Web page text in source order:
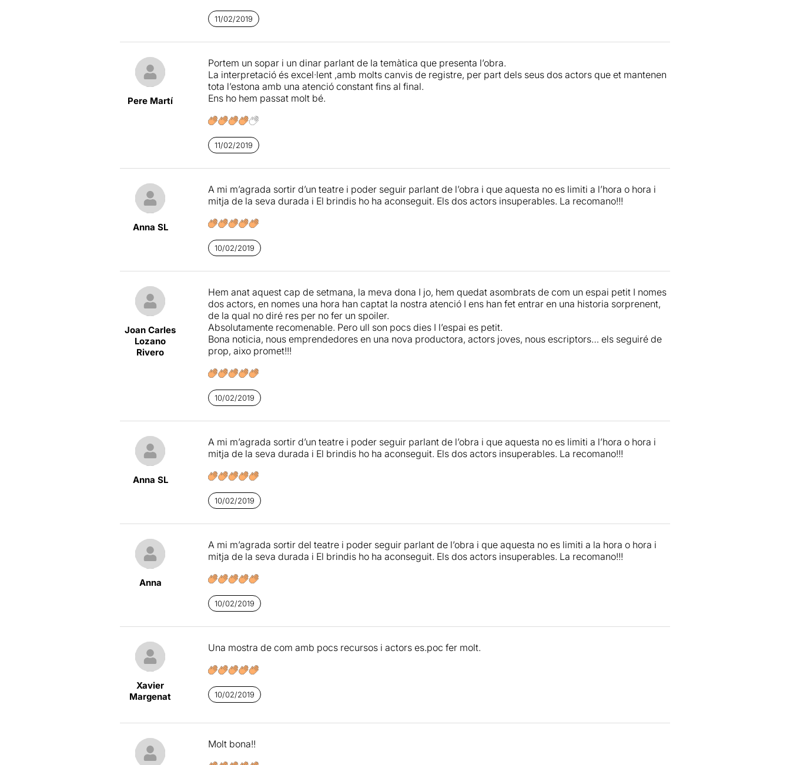
11/02/2019
Pere Martí
Portem un sopar i un dinar parlant de la temàtica que presenta l’obra.
La interpretació és excel·lent ,amb molts canvis de registre, per part dels seus dos actors que et mantenen
tota l’estona amb una atenció constant fins al final.
Ens ho hem passat molt bé.
11/02/2019
Anna SL
A mi m’agrada sortir d’un teatre i poder seguir parlant de l’obra i que aquesta no es limiti a l’hora o hora i
mitja de la seva durada i El brindis ho ha aconseguit. Els dos actors insuperables. La recomano!!!
10/02/2019
Joan Carles
Lozano
Rivero
Hem anat aquest cap de setmana, la meva dona I jo, hem quedat asombrats de com un espai petit I nomes
dos actors, en nomes una hora han captat la nostra atenció I ens han fet entrar en una historia sorprenent,
de la qual no diré res per no fer un spoiler.
Absolutamente recomenable. Pero ull son pocs dies I l’espai es petit.
Bona noticia, nous emprendedores en una nova productora, actors joves, nous escriptors… els seguiré de
prop, aixo promet!!!
10/02/2019
Anna SL
A mi m’agrada sortir d’un teatre i poder seguir parlant de l’obra i que aquesta no es limiti a l’hora o hora i
mitja de la seva durada i El brindis ho ha aconseguit. Els dos actors insuperables. La recomano!!!
10/02/2019
Anna
A mi m’agrada sortir del teatre i poder seguir parlant de l’obra i que aquesta no es limiti a la hora o hora i
mitja de la seva durada i El brindis ho ha aconseguit. Els dos actors insuperables. La recomano!!!
10/02/2019
Xavier
Margenat
Una mostra de com amb pocs recursos i actors es.poc fer molt.
10/02/2019
Molt bona!!